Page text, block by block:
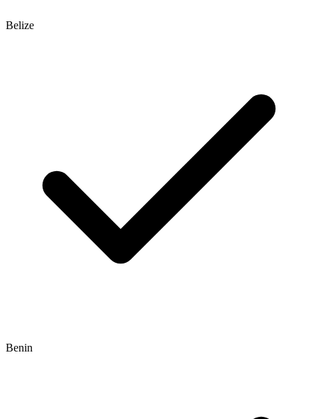
Belize
Benin